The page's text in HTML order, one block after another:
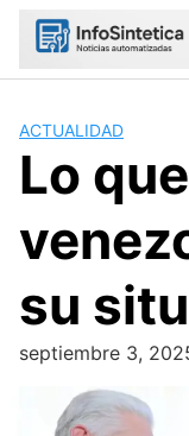
Skip
ACTUALIDAD
Lo
su
septiembre 3,